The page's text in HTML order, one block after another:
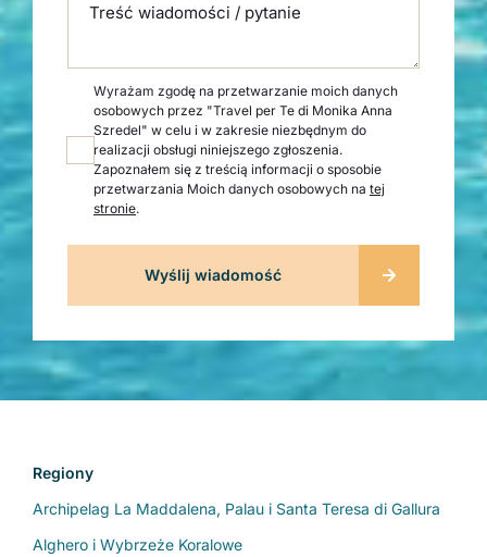
Treść wiadomości / pytanie
Wyrażam zgodę na przetwarzanie moich danych
osobowych przez "Travel per Te di Monika Anna
Szredel" w celu i w zakresie niezbędnym do
realizacji obsługi niniejszego zgłoszenia.
Zapoznałem się z treścią informacji o sposobie
przetwarzania Moich danych osobowych na tej
stronie.
Regiony
Archipelag La Maddalena, Palau i Santa Teresa di Gallura
Alghero i Wybrzeże Koralowe